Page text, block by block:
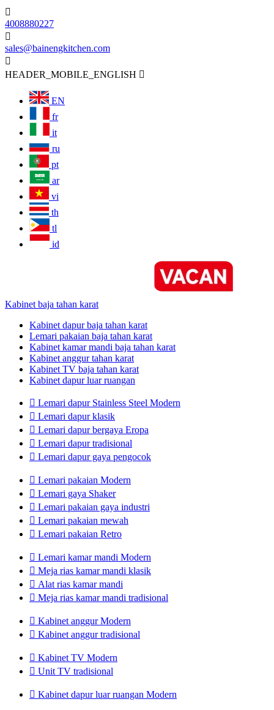

4008880227

sales@bainengkitchen.com

HEADER_MOBILE_ENGLISH 
EN
fr
it
ru
pt
ar
vi
th
tl
id
Kabinet baja tahan karat
Kabinet dapur baja tahan karat
Lemari pakaian baja tahan karat
Kabinet kamar mandi baja tahan karat
Kabinet anggur tahan karat
Kabinet TV baja tahan karat
Kabinet dapur luar ruangan
 Lemari dapur Stainless Steel Modern
 Lemari dapur klasik
 Lemari dapur bergaya Eropa
 Lemari dapur tradisional
 Lemari dapur gaya pengocok
 Lemari pakaian Modern
 Lemari gaya Shaker
 Lemari pakaian gaya industri
 Lemari pakaian mewah
 Lemari pakaian Retro
 Lemari kamar mandi Modern
 Meja rias kamar mandi klasik
 Alat rias kamar mandi
 Meja rias kamar mandi tradisional
 Kabinet anggur Modern
 Kabinet anggur tradisional
 Kabinet TV Modern
 Unit TV tradisional
 Kabinet dapur luar ruangan Modern